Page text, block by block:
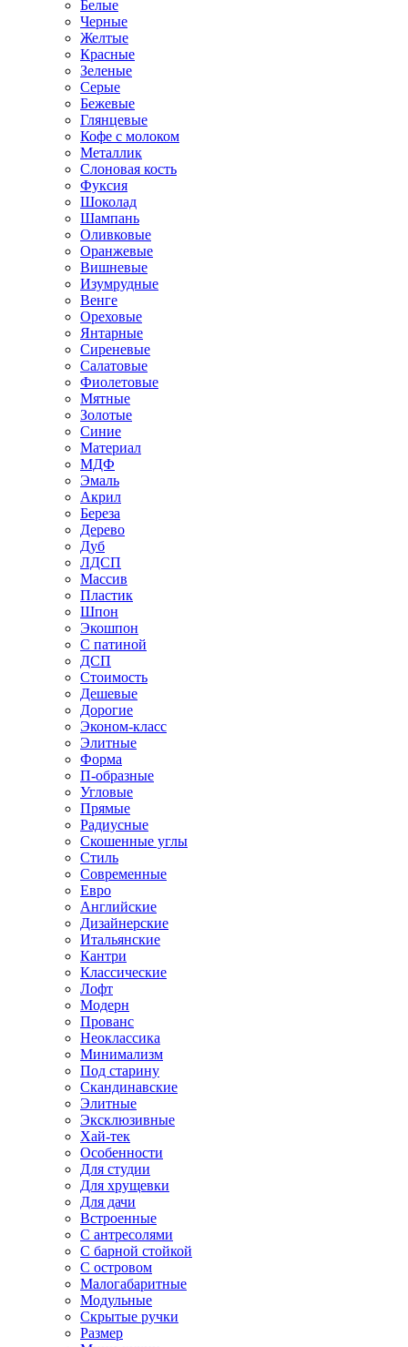
Белые
Черные
Желтые
Красные
Зеленые
Серые
Бежевые
Глянцевые
Кофе с молоком
Металлик
Слоновая кость
Фуксия
Шоколад
Шампань
Оливковые
Оранжевые
Вишневые
Изумрудные
Венге
Ореховые
Янтарные
Сиреневые
Салатовые
Фиолетовые
Мятные
Золотые
Синие
Материал
МДФ
Эмаль
Акрил
Береза
Дерево
Дуб
ЛДСП
Массив
Пластик
Шпон
Экошпон
С патиной
ДСП
Стоимость
Дешевые
Дорогие
Эконом-класс
Элитные
Форма
П-образные
Угловые
Прямые
Радиусные
Скошенные углы
Стиль
Современные
Евро
Английские
Дизайнерские
Итальянские
Кантри
Классические
Лофт
Модерн
Прованс
Неоклассика
Минимализм
Под старину
Скандинавские
Элитные
Эксклюзивные
Хай-тек
Особенности
Для студии
Для хрущевки
Для дачи
Встроенные
С антресолями
С барной стойкой
С островом
Малогабаритные
Модульные
Скрытые ручки
Размер